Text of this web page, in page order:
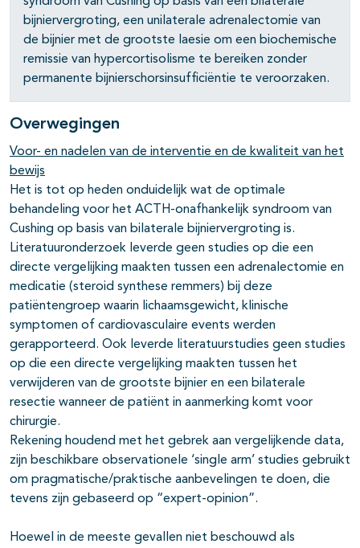
bijniervergroting, een unilaterale adrenalectomie van
de bijnier met de grootste laesie om een biochemische
remissie van hypercortisolisme te bereiken zonder
permanente bijnierschorsinsufficiëntie te veroorzaken.
Overwegingen
Voor- en nadelen van de interventie en de kwaliteit van het
bewijs
Het is tot op heden onduidelijk wat de optimale
behandeling voor het ACTH-onafhankelijk syndroom van
Cushing op basis van bilaterale bijniervergroting is.
Literatuuronderzoek leverde geen studies op die een
directe vergelijking maakten tussen een adrenalectomie en
medicatie (steroid synthese remmers) bij deze
patiëntengroep waarin lichaamsgewicht, klinische
symptomen of cardiovasculaire events werden
gerapporteerd. Ook leverde literatuurstudies geen studies
op die een directe vergelijking maakten tussen het
verwijderen van de grootste bijnier en een bilaterale
resectie wanneer de patiënt in aanmerking komt voor
chirurgie.
Rekening houdend met het gebrek aan vergelijkende data,
zijn beschikbare observationele ‘single arm’ studies gebruikt
om pragmatische/praktische aanbevelingen te doen, die
tevens zijn gebaseerd op “expert-opinion”.
Hoewel in de meeste gevallen niet beschouwd als